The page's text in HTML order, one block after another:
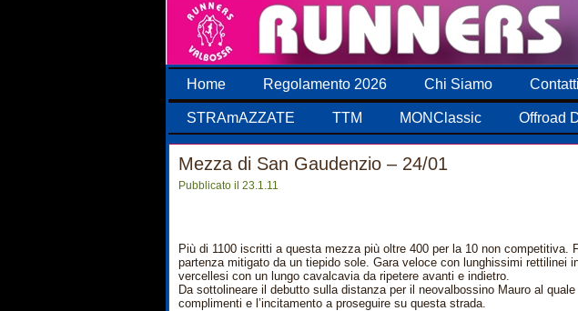
Home Regolamento 2026 Chi Siamo Contatti
STRAmAZZATE TTM MONClassic Offroad
Mezza di San Gaudenzio – 24/01
Pubblicato il 23.1.11
Più di 1100 iscritti a questa mezza più oltre 400 per la 10 non competitiva.
partenza mitigato da un tiepido sole. Gara veloce con lunghissimi rettilinei
vercellesi con un lungo cavalcavia da ripetere avanti e indietro.
Da sottolineare il debutto sulla distanza per il neovalbossino Mauro al
complimenti e l’incitamento a proseguire su questa strada.